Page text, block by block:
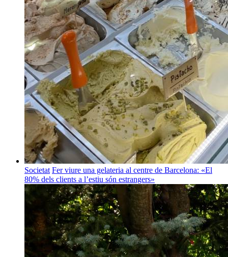
Societat Fer viure una gelateria al centre de Barcelona: «El
80% dels clients a l’estiu són estrangers»